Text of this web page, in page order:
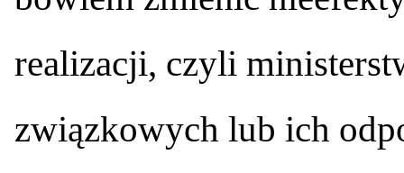
realizacji, czyli
związkowych lub ich